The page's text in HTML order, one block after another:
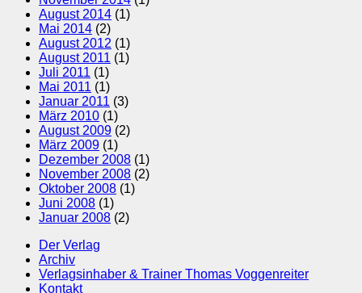
August 2014 (1)
Mai 2014 (2)
August 2012 (1)
August 2011 (1)
Juli 2011 (1)
Mai 2011 (1)
Januar 2011 (3)
März 2010 (1)
August 2009 (2)
März 2009 (1)
Dezember 2008 (1)
November 2008 (2)
Oktober 2008 (1)
Juni 2008 (1)
Januar 2008 (2)
Der Verlag
Archiv
Verlagsinhaber & Trainer Thomas Voggenreiter
Kontakt